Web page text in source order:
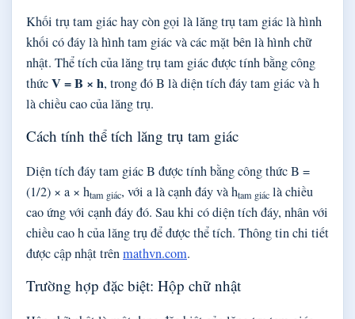
Khối trụ tam giác hay còn gọi là lăng trụ tam giác là hình
khối có đáy là hình tam giác và các mặt bên là hình chữ
nhật. Thể tích của lăng trụ tam giác được tính bằng công
thứcV = B × h, trong đó B là diện tích đáy tam giác và h
là chiều cao của lăng trụ.
Cách tính thể tích lăng trụ tam giác
Diện tích đáy tam giác B được tính bằng công thức B =
(1/2) × a × htam giác, với a là cạnh đáy và htam giác là chiều
cao ứng với cạnh đáy đó. Sau khi có diện tích đáy, nhân với
chiều cao h của lăng trụ để được thể tích. Thông tin chi tiết
được cập nhật trênmathvn.com.
Trường hợp đặc biệt: Hộp chữ nhật